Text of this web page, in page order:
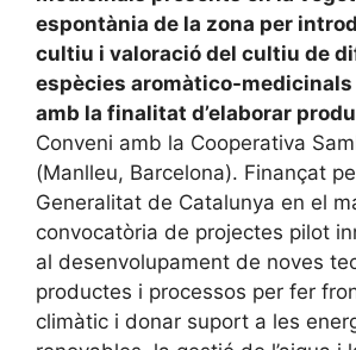
espontània de la zona per
cultiu i valoració del cultiu de
espècies aromàtico-
amb la finalitat d’elaborar
Conveni amb la Cooperativa
(Manlleu, Barcelona). Finançat
Generalitat de Catalunya en el
convocatòria de projectes pilot
al desenvolupament de noves
productes i processos per fer
climàtic i donar suport a les